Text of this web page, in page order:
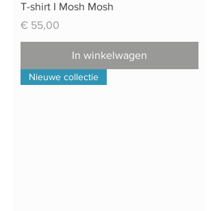
T-shirt I Mosh Mosh
Prijs
€ 55,00
In winkelwagen
Nieuwe collectie